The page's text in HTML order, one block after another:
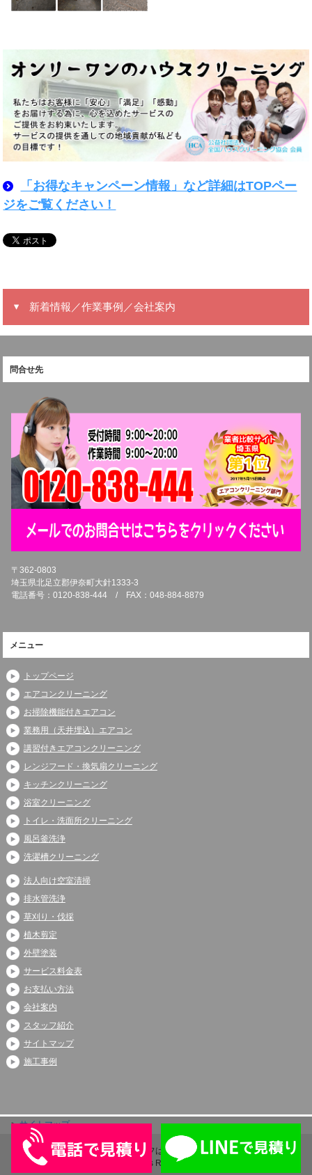
「お得なキャンペーン情報」など詳細はTOPペー
ジをご覧ください！
新着情報／作業事例／会社案内
問合せ先
〒362-0803
埼玉県北足立郡伊奈町大針1333-3
電話番号：0120-838-444 / FAX：048-884-8879
メニュー
トップページ
エアコンクリーニング
お掃除機能付きエアコン
業務用（天井埋込）エアコン
講習付きエアコンクリーニング
レンジフード・換気扇クリーニング
キッチンクリーニング
浴室クリーニング
トイレ・洗面所クリーニング
風呂釜洗浄
洗濯槽クリーニング
法人向け空室清掃
排水管洗浄
草刈り・伐採
植木剪定
外壁塗装
サービス料金表
お支払い方法
会社案内
スタッフ紹介
サイトマップ
施工事例
サイトマップ
Copyright (C) 2026 アシストライフは伊奈町、上尾市、蓮田市で大人気
All Rights Reserved.